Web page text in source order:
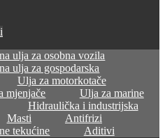
ulja za osobna vozila
ulja za gospodarska
Ulja za motorkotače
mjenjače
Ulja za marine
Hidraulička i industrijska
Masti
Antifrizi
tekućine
Aditivi